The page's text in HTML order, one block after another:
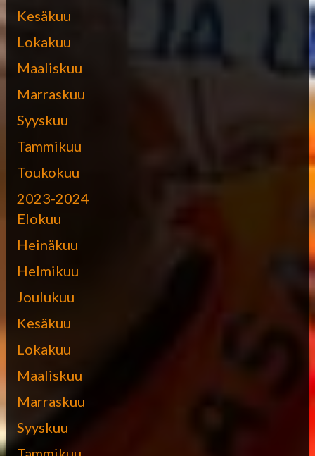
Kesäkuu
Lokakuu
Maaliskuu
Marraskuu
Syyskuu
Tammikuu
Toukokuu
2023-2024
Elokuu
Heinäkuu
Helmikuu
Joulukuu
Kesäkuu
Lokakuu
Maaliskuu
Marraskuu
Syyskuu